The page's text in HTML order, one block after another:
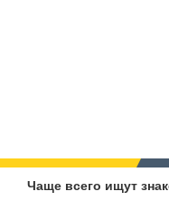
Чаще всего ищут